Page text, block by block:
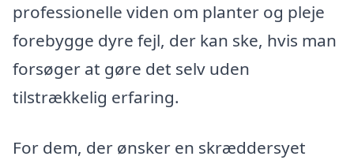
professionelle viden om planter og pleje
forebygge dyre fejl, der kan ske, hvis man
forsøger at gøre det selv uden
tilstrækkelig erfaring.
For dem, der ønsker en skræddersyet